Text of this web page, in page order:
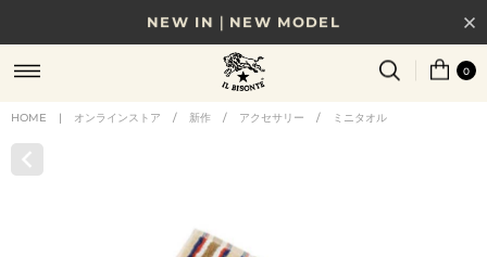
NEW IN｜NEW MODEL
8/17(月)10時まで｜税込11,000円以上で送料無料
贈る相手やシーンから選べる、新しいギフトガイド
0
HOME | オンラインストア / 新作 / アクセサリー / ミニタオル